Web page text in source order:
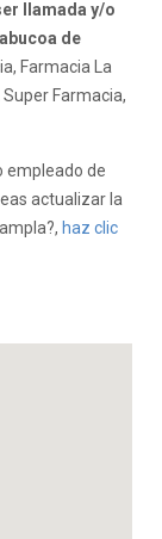
llamada y/o
de
Farmacia La
Farmacia,
empleado de
actualizar la
haz clic